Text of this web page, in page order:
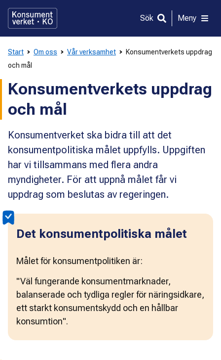
direkt
innehållet
Sök Meny
Start Om oss Vår verksamhet
Konsumentverkets uppdrag
och mål
Konsumentverkets uppdrag
och mål
Konsumentverket ska bidra till att det
konsumentpolitiska målet uppfylls. Uppgiften
har vi tillsammans med flera andra
myndigheter. För att uppnå målet får vi
uppdrag som beslutas av regeringen.
Det konsumentpolitiska målet
Målet för konsumentpolitiken är:
"Väl fungerande konsumentmarknader,
balanserade och tydliga regler för näringsidkare,
ett starkt konsumentskydd och en hållbar
konsumtion".